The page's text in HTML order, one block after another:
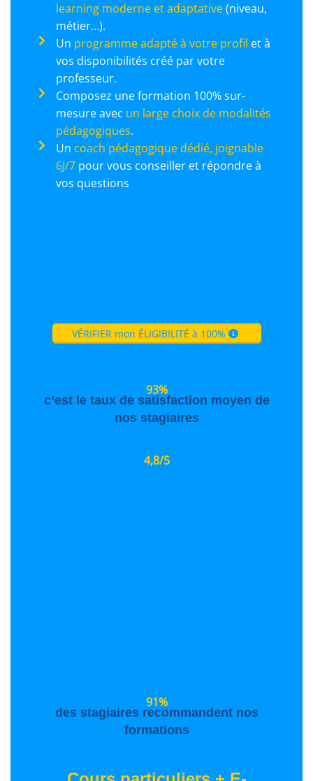
learning moderne et adaptative(niveau,
métier…).
Un programme adapté à votre profil et à
vos disponibilités créé par votre
professeur.
Composez une formation 100% sur-
mesure avec un large choix de modalités
pédagogiques.
Un coach pédagogique dédié, joignable
6J/7 pour vous conseiller et répondre à
vos questions
VÉRIFIER mon ÉLIGIBILITÉ à 100%
93%
c’est le taux de satisfaction moyen de
nos stagiaires
4,8/5
91%
des stagiaires recommandent nos
formations